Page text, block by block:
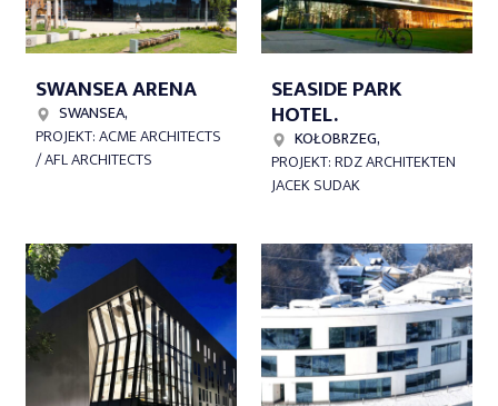
SWANSEA ARENA
SWANSEA,
PROJEKT: ACME ARCHITECTS
/ AFL ARCHITECTS
SEASIDE PARK
HOTEL.
KOŁOBRZEG,
PROJEKT: RDZ ARCHITEKTEN
JACEK SUDAK